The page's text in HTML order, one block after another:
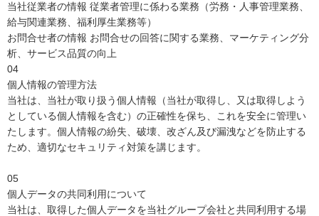
当社従業者の情報 従業者管理に係わる業務（労務・人事管理業務、
給与関連業務、福利厚生業務等）
お問合せ者の情報 お問合せの回答に関する業務、マーケティング分
析、サービス品質の向上
04
個人情報の管理方法
当社は、当社が取り扱う個人情報（当社が取得し、又は取得しよう
としている個人情報を含む）の正確性を保ち、これを安全に管理い
たします。個人情報の紛失、破壊、改ざん及び漏洩などを防止する
ため、適切なセキュリティ対策を講じます。
05
個人データの共同利用について
当社は、取得した個人データを当社グループ会社と共同利用する場